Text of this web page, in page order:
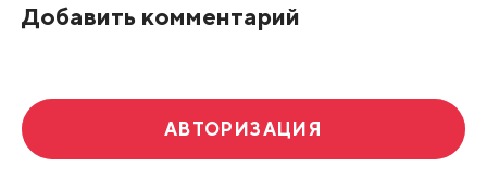
Добавить комментарий
АВТОРИЗАЦИЯ